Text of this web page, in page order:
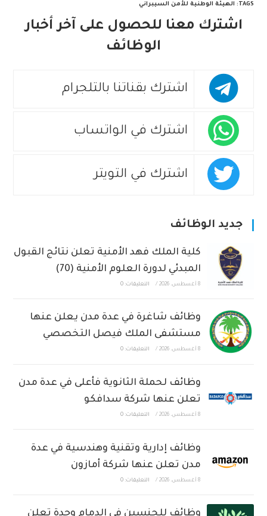
TAGS
: الهيئة الوطنية للأمن السيبراني
اشترك معنا للحصول على آخر أخبار
الوظائف
اشترك بقناتنا بالتلجرام
اشترك في الواتساب
اشترك في التويتر
جديد الوظائف
كلية الملك فهد الأمنية تعلن نتائج القبول
المبدئي لدورة العلوم الأمنية (70)
8 أغسطس، 2026 / التعليقات: 0
وظائف شاغرة في عدة مدن يعلن عنها
مستشفى الملك فيصل التخصصي
8 أغسطس، 2026 / التعليقات: 0
وظائف لحملة الثانوية فأعلى في عدة مدن
تعلن عنها شركة سدافكو
8 أغسطس، 2026 / التعليقات: 0
وظائف إدارية وتقنية وهندسية في عدة
مدن تعلن عنها شركة أمازون
8 أغسطس، 2026 / التعليقات: 0